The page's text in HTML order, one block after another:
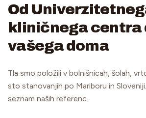
Od
kliničnega centra
vašega doma
Tla smo položili v bolnišnicah, šolah,
sto stanovanjih po Mariboru in
seznam naših referenc.